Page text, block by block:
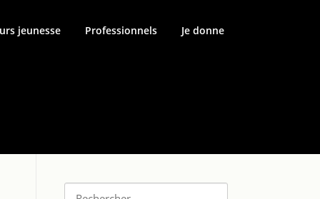
jeunesse Professionnels Je donne
Rechercher :